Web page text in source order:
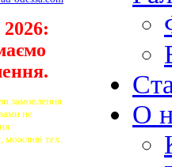
замовлення
не
можливі тех.
О